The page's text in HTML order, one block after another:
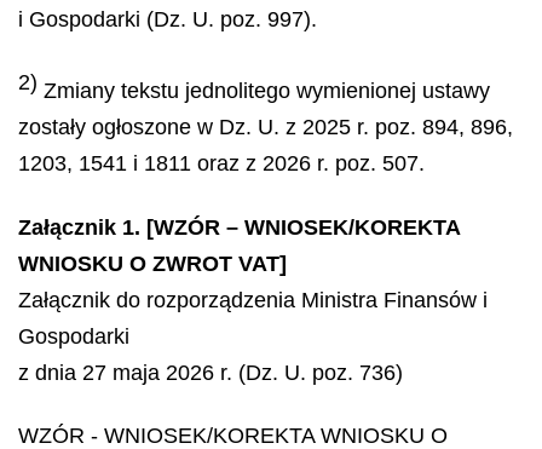
i Gospodarki (Dz. U. poz. 997).
2) Zmiany tekstu jednolitego wymienionej ustawy
zostały ogłoszone w Dz. U. z 2025 r. poz. 894, 896,
1203, 1541 i 1811 oraz z 2026 r. poz. 507.
Załącznik 1. [WZÓR – WNIOSEK/KOREKTA
WNIOSKU O ZWROT VAT]
Załącznik do rozporządzenia Ministra Finansów i
Gospodarki
z dnia 27 maja 2026 r. (Dz. U. poz. 736)
WZÓR - WNIOSEK/KOREKTA WNIOSKU O